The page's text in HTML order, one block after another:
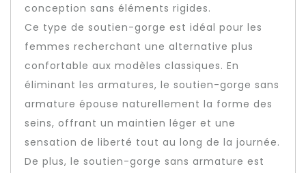
conception sans éléments rigides.
Ce type de soutien-gorge est idéal pour les
femmes recherchant une alternative plus
confortable aux modèles classiques. En
éliminant les armatures, le soutien-gorge sans
armature épouse naturellement la forme des
seins, offrant un maintien léger et une
sensation de liberté tout au long de la journée.
De plus, le soutien-gorge sans armature est